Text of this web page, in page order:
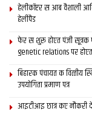
हेलीकॉप्टर स आब वैशाली
हेलीपैड
फेर स शुरू होएत पंजी सूत्रक
genetic relations पर
बिहारक पंचायत क
उपयोगिता प्रमाण पत्र
आइटीआइ छात्र कए नौकरी